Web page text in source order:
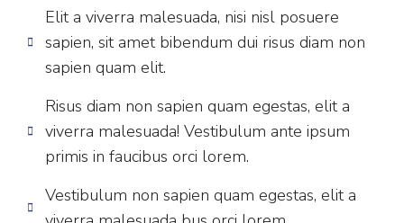
Elit a viverra malesuada, nisi nisl posuere
sapien, sit amet bibendum dui risus diam non
sapien quam elit.
Risus diam non sapien quam egestas, elit a
viverra malesuada! Vestibulum ante ipsum
primis in faucibus orci lorem.
Vestibulum non sapien quam egestas, elit a